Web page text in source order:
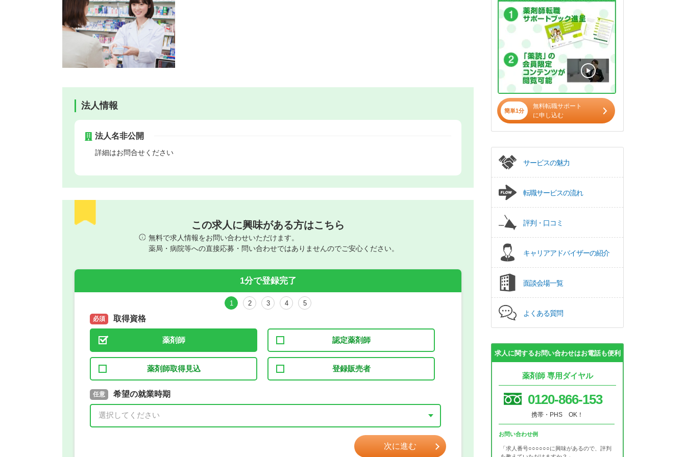
法人情報
法人名非公開
詳細はお問合せください
この求人に興味がある方はこちら
無料で求人情報をお問い合わせいただけます。
薬局・病院等への直接応募・問い合わせではありませんのでご安心ください。
1分で登録完了
1 2 3 4 5
必須 取得資格
薬剤師 認定薬剤師
薬剤師取得見込 登録販売者
必須 取得予定年
年 3月
任意 希望の就業時期
希望の働き方
次に進む
簡単1分
無料転職サポート
に申し込む
サービスの魅力
転職サービスの流れ
評判・口コミ
キャリアアドバイザーの紹介
面談会場一覧
よくある質問
求人に関するお問い合わせはお電話も便利
薬剤師 専用ダイヤル
0120-866-153
携帯・PHS OK！
お問い合わせ例
「求人番号○○○○○○に興味があるので、評判